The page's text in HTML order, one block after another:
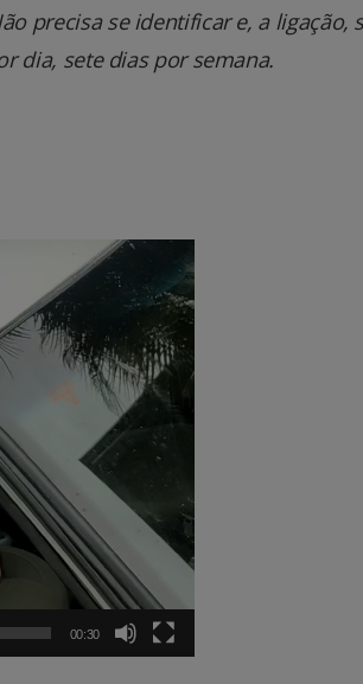
precisa se identificar e, a ligação,
dia, sete dias por semana.
00:30